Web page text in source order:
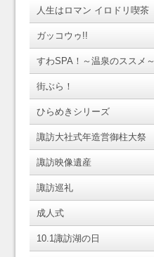
人生はロマン イロドリ喫茶
ガッコウゥ!!
すわSPA！～温泉のススメ～
街ぶら！
ひらめきシリーズ
諏訪大社式年造営御柱大祭
諏訪映像遺産
諏訪巡礼
成人式
10.1諏訪湖の日